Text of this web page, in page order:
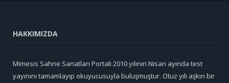
HAKKIMIZDA
Mimesis Sahne Sanatları Portali 2010 yılının Nisan ayında test
yayınını tamamlayıp okuyucusuyla buluşmuştur. Otuz yılı aşkın bir